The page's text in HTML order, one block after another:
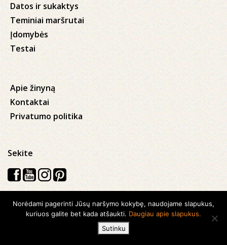
Datos ir sukaktys
Teminiai maršrutai
Įdomybės
Testai
Apie žinyną
Kontaktai
Privatumo politika
Sekite
Visos teisės saugomos © 2026 Kauno apskrities viešoji Ąžuolyno
biblioteka
Norėdami pagerinti Jūsų naršymo kokybę, naudojame slapukus,
kuriuos galite bet kada atšaukti. Daugiau apie slapukus.
Sutinku